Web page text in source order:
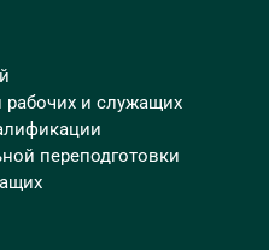
и служащих
переподготовки